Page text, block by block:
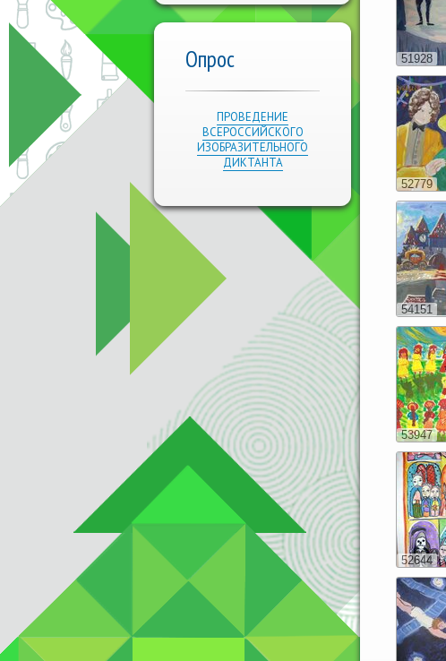
Опрос
ПРОВЕДЕНИЕ
ВСЕРОССИЙСКОГО
ИЗОБРАЗИТЕЛЬНОГО
ДИКТАНТА
51928
52779
54151
53947
52644